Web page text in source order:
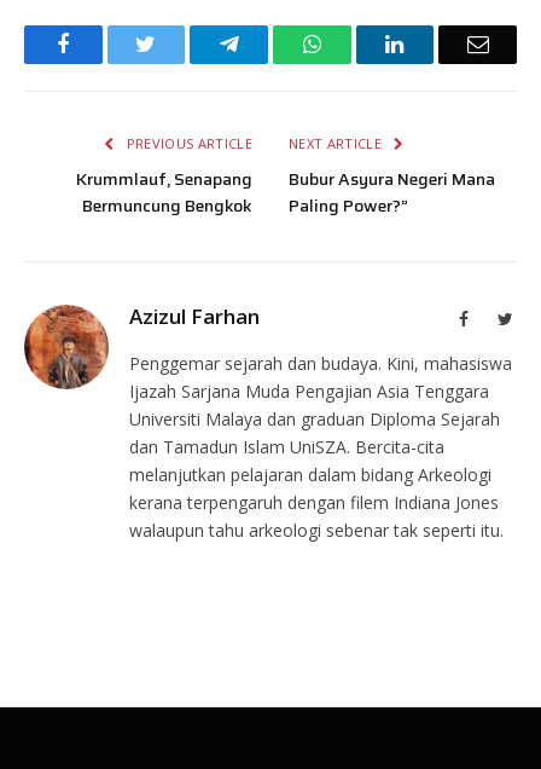
Facebook TelegramWhatsAppLinkedIn Email
PREVIOUS ARTICLE
Krummlauf, Senapang
Bermuncung Bengkok
NEXT ARTICLE
Bubur Asyura Negeri Mana
Paling Power?”
Azizul Farhan Facebook
Penggemar sejarah dan budaya. Kini, mahasiswa
Ijazah Sarjana Muda Pengajian Asia Tenggara
Universiti Malaya dan graduan Diploma Sejarah
dan Tamadun Islam UniSZA. Bercita-cita
melanjutkan pelajaran dalam bidang Arkeologi
kerana terpengaruh dengan filem Indiana Jones
walaupun tahu arkeologi sebenar tak seperti itu.